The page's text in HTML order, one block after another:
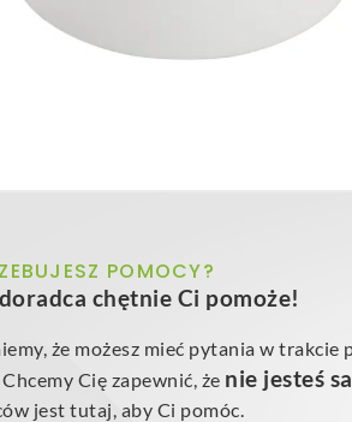
POMOCY?
chętnie Ci pomoże!
że możesz mieć pytania w trakcie
Cię zapewnić, że nie jesteś
jest tutaj, aby Ci pomóc.